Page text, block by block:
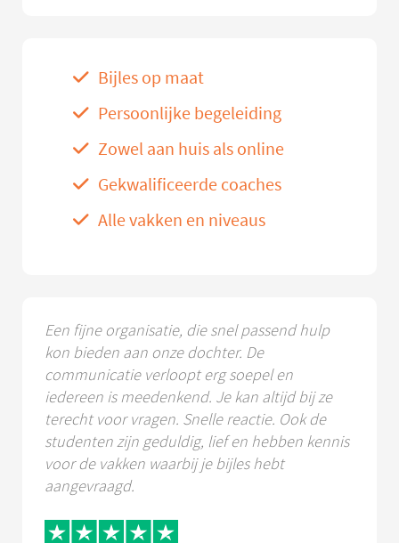
Bijles op maat
Persoonlijke begeleiding
Zowel aan huis als online
Gekwalificeerde coaches
Alle vakken en niveaus
Een fijne organisatie, die snel passend hulp
kon bieden aan onze dochter. De
communicatie verloopt erg soepel en
iedereen is meedenkend. Je kan altijd bij ze
terecht voor vragen. Snelle reactie. Ook de
studenten zijn geduldig, lief en hebben kennis
voor de vakken waarbij je bijles hebt
aangevraagd.